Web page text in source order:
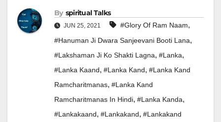
By Spiritual Talks
JUN 25, 2021 #glory Of Ram Naam,
#Hanuman Ji Dwara Sanjeevani Booti Lana,
#Lakshaman Ji Ko Shakti Lagna, #Lanka,
#Lanka Kaand, #Lanka Kand, #Lanka Kand
Ramcharitmanas, #Lanka Kand
Ramcharitmanas In Hindi, #Lanka Kanda,
#Lankakaand, #Lankakand, #Lankakand